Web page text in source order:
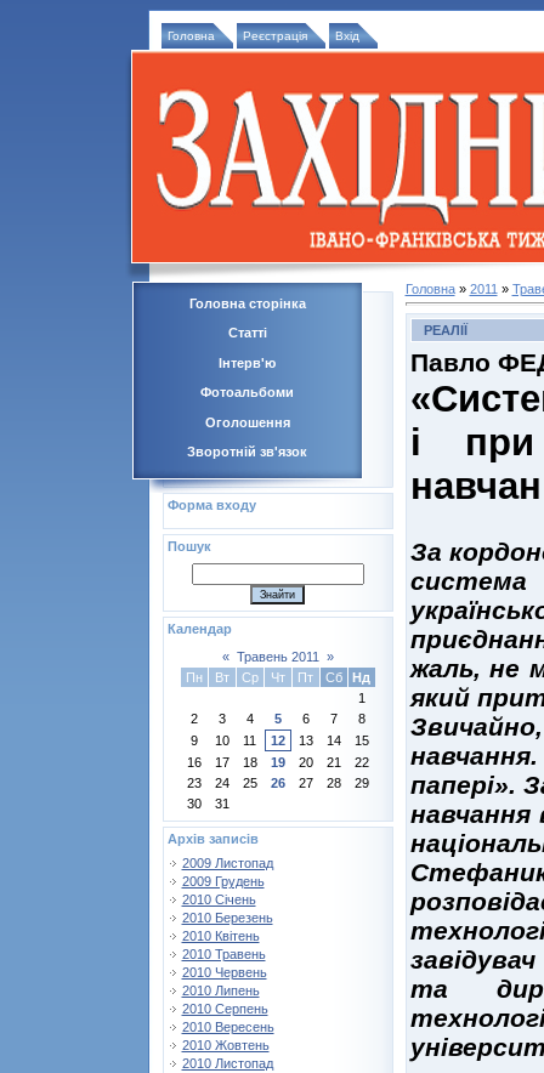
Головна Реєстрація Вхід
Головна сторінка
Статті
Інтерв'ю
Фотоальбоми
Оголошення
Зворотній зв'язок
Форма входу
Пошук
Календар
« Травень 2011
»
Пн
Вт Ср Чт Пт Сб
Нд
1
2
3 4 5 6 7
8
9
10 11 12 13 14
15
16
17 18 19 20 21
22
23
24 25 26 27 28
29
30
31
Архів записів
2009 Листопад
2009 Грудень
2010 Січень
2010 Березень
2010 Квітень
2010 Травень
2010 Червень
2010 Липень
2010 Серпень
2010 Вересень
2010 Жовтень
2010 Листопад
Головна» 2011 »
РЕАЛІЇ
Павло
і
За
система
жаль, не
який
папері».
навчання
та